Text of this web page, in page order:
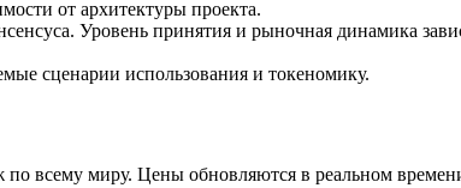
от архитектуры проекта.
Уровень принятия и рыночная динамика
сценарии использования и токеномику.
всему миру. Цены обновляются в реальном